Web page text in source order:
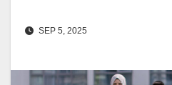
SEP 5, 2025